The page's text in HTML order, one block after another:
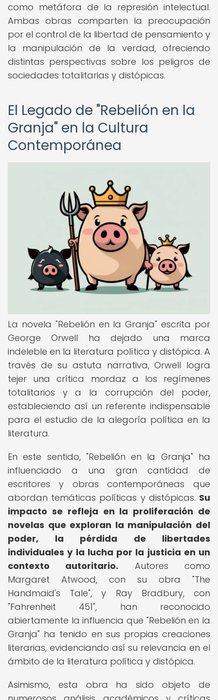
como metáfora de la represión intelectual.
Ambas obras comparten la preocupación
por el control de la libertad de pensamiento y
la manipulación de la verdad, ofreciendo
distintas perspectivas sobre los peligros de
sociedades totalitarias y distópicas.
El Legado de "Rebelión en la
Granja" en la Cultura
Contemporánea
La novela "Rebelión en la Granja" escrita por
George Orwell ha dejado una marca
indeleble en la literatura política y distópica. A
través de su astuta narrativa, Orwell logra
tejer una crítica mordaz a los regímenes
totalitarios y a la corrupción del poder,
estableciendo así un referente indispensable
para el estudio de la alegoría política en la
literatura.
En este sentido, "Rebelión en la Granja" ha
influenciado a una gran cantidad de
escritores y obras contemporáneas que
abordan temáticas políticas y distópicas. Su
impacto se refleja en la proliferación de
novelas que exploran la manipulación del
poder, la pérdida de libertades
individuales y la lucha por la justicia en un
contexto autoritario. Autores como
Margaret Atwood, con su obra "The
Handmaid's Tale", y Ray Bradbury, con
"Fahrenheit 451", han reconocido
abiertamente la influencia que "Rebelión en la
Granja" ha tenido en sus propias creaciones
literarias, evidenciando así su relevancia en el
ámbito de la literatura política y distópica.
Asimismo, esta obra ha sido objeto de